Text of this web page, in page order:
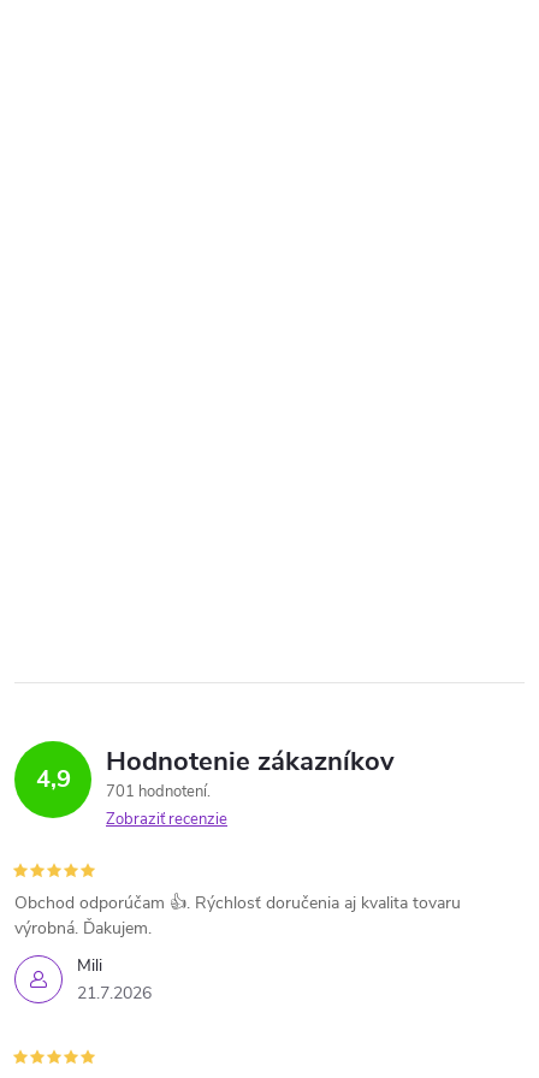
4,9 Hodnotenie zákazníkov
701 hodnotení
Zobraziť recenzie
Mili
21.7.2026
Obchod odporúčam 👍. Rýchlosť doručenia aj kvalita tovaru
výrobná. Ďakujem.